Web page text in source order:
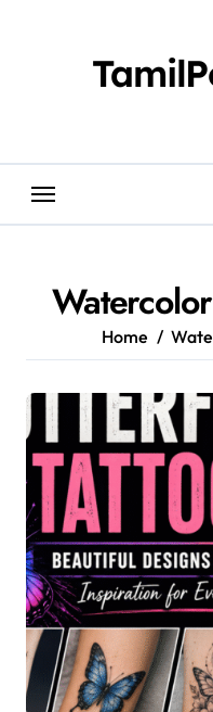
Home